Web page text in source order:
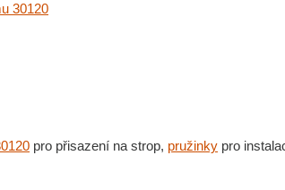
30120
pro přisazení na strop, pružinky pro